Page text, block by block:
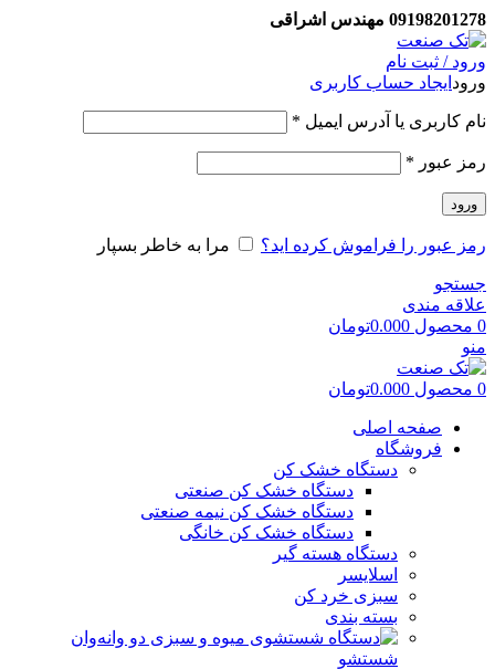
09198201278 مهندس اشراقی
ورود / ثبت نام
ورود ایجاد حساب کاربری
نام کاربری یا آدرس ایمیل *
رمز عبور *
ورود
رمز عبور را فراموش کرده اید؟ مرا به خاطر بسپار
جستجو
علاقه مندی
0 محصول 0.000تومان
منو
0 محصول 0.000تومان
صفحه اصلی
فروشگاه
دستگاه خشک کن
دستگاه خشک کن صنعتی
دستگاه خشک کن نیمه صنعتی
دستگاه خشک کن خانگی
دستگاه هسته گیر
اسلایسر
سبزی خرد کن
بسته بندی
وان
شستشو